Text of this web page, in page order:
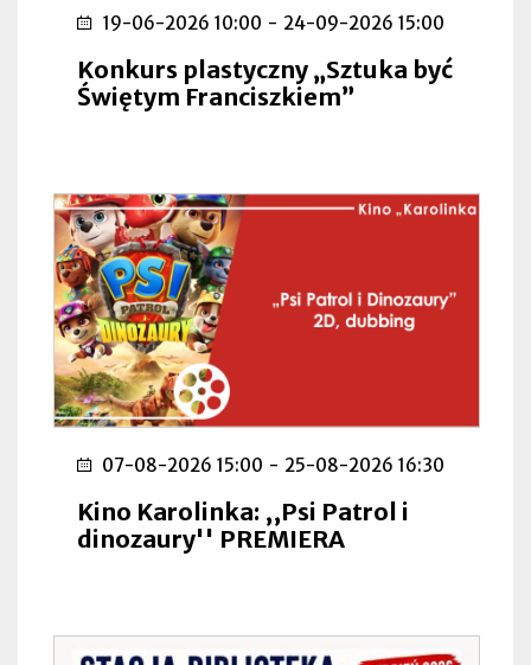
19-06-2026 10:00 - 24-09-2026 15:00
Konkurs plastyczny „Sztuka być
Świętym Franciszkiem”
07-08-2026 15:00 - 25-08-2026 16:30
Kino Karolinka: ,,Psi Patrol i
dinozaury'' PREMIERA